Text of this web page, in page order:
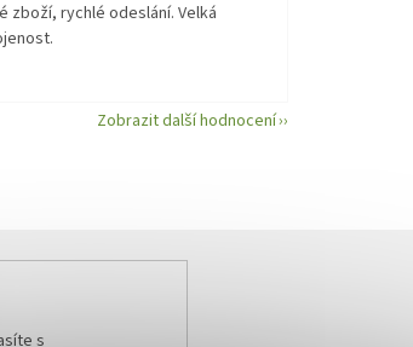
zboží, rychlé odeslání. Velká
Zobrazit další hodnocení
s